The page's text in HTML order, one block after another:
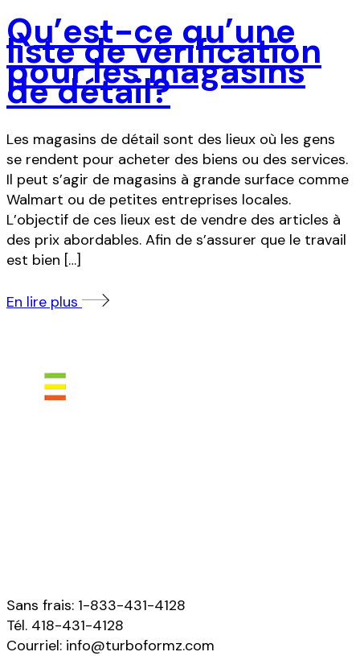
Qu’est-ce qu’une
liste de vérification
pour les magasins
de détail?
Les magasins de détail sont des lieux où les gens
se rendent pour acheter des biens ou des services.
Il peut s’agir de magasins à grande surface comme
Walmart ou de petites entreprises locales.
L’objectif de ces lieux est de vendre des articles à
des prix abordables. Afin de s’assurer que le travail
est bien […]
En lire plus
Sans frais: 1-833-431-4128
Tél. 418-431-4128
Courriel: info@turboformz.com